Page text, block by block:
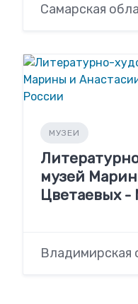
Самарская
МУЗЕИ
музей
Цветаевых -
Владимирская